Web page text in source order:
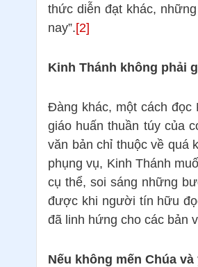
thức diễn đạt khác,
nay”.[2]
Kinh Thánh không phải
Đàng khác, một cách đọc
giáo huấn thuần túy của
văn bản chỉ thuộc về quá
phụng vụ, Kinh Thánh
cụ thể, soi sáng những
được khi người tín hữu
đã linh hứng cho các bản
Nếu không mến Chúa